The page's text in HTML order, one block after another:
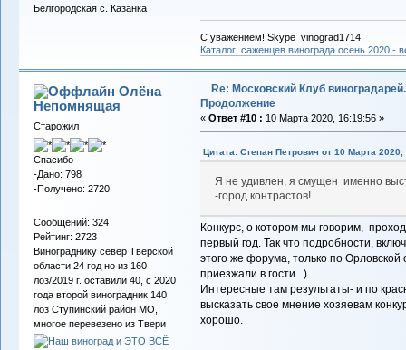
Белгородская с. Казанка
С уважением! Skype vinograd1714
Каталог саженцев винограда осень 2020 -
Олёна
Непомнящая
Старожил
Спасибо
-Дано: 798
-Получено: 2720
Сообщений: 324
Рейтинг: 2723
Винограднику север Тверской
области 24 год но из 160
лоз/2019 г. оставили 40, с 2020
года второй виноградник 140
лоз Ступинский район МО,
многое перевезено из Твери
Re: Московский Клуб виноградарей.
Продолжение
« Ответ #10 : 10 Марта 2020, 16:19:56 »
Цитата: Степан Петрович от 10 Марта 2020,
Я не удивлен, я смущен именно
-город контрастов!
Конкурс, о котором мы говорим,
первый год. Так что подробности,
этого же форума, только по
приезжали в гости .)
Интересные там результаты- и по
высказать свое мнение хозяевам
хорошо.